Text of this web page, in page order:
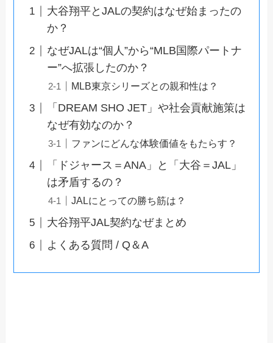
大谷翔平とJALの契約はなぜ始まったの
か？
なぜJALは“個人”から“MLB国際パートナ
ー”へ拡張したのか？
MLB東京シリーズとの親和性は？
「DREAM SHO JET」や社会貢献施策は
なぜ有効なのか？
ファンにどんな体験価値をもたらす？
「ドジャース＝ANA」と「大谷＝JAL」
は矛盾するの？
JALにとっての勝ち筋は？
大谷翔平JAL契約なぜまとめ
よくある質問 / Q＆A